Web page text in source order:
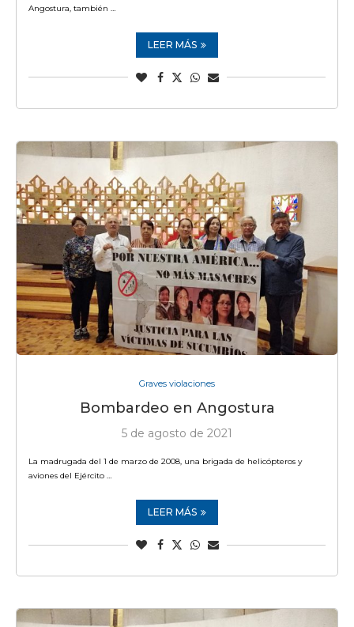
Angostura, también …
LEER MÁS
Graves violaciones
Bombardeo en Angostura
5 de agosto de 2021
La madrugada del 1 de marzo de 2008, una brigada de helicópteros y
aviones del Ejército …
LEER MÁS